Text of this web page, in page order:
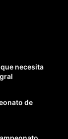
que necesita
de